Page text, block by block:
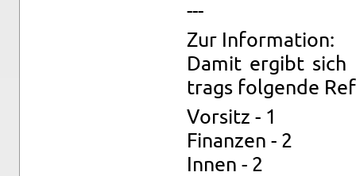
---
Zur In­for­ma­ti­on:
Damit er­gibt sich
trags fol­gen­de
Vor­sitz - 1
Fi­nan­zen - 2
Innen - 2